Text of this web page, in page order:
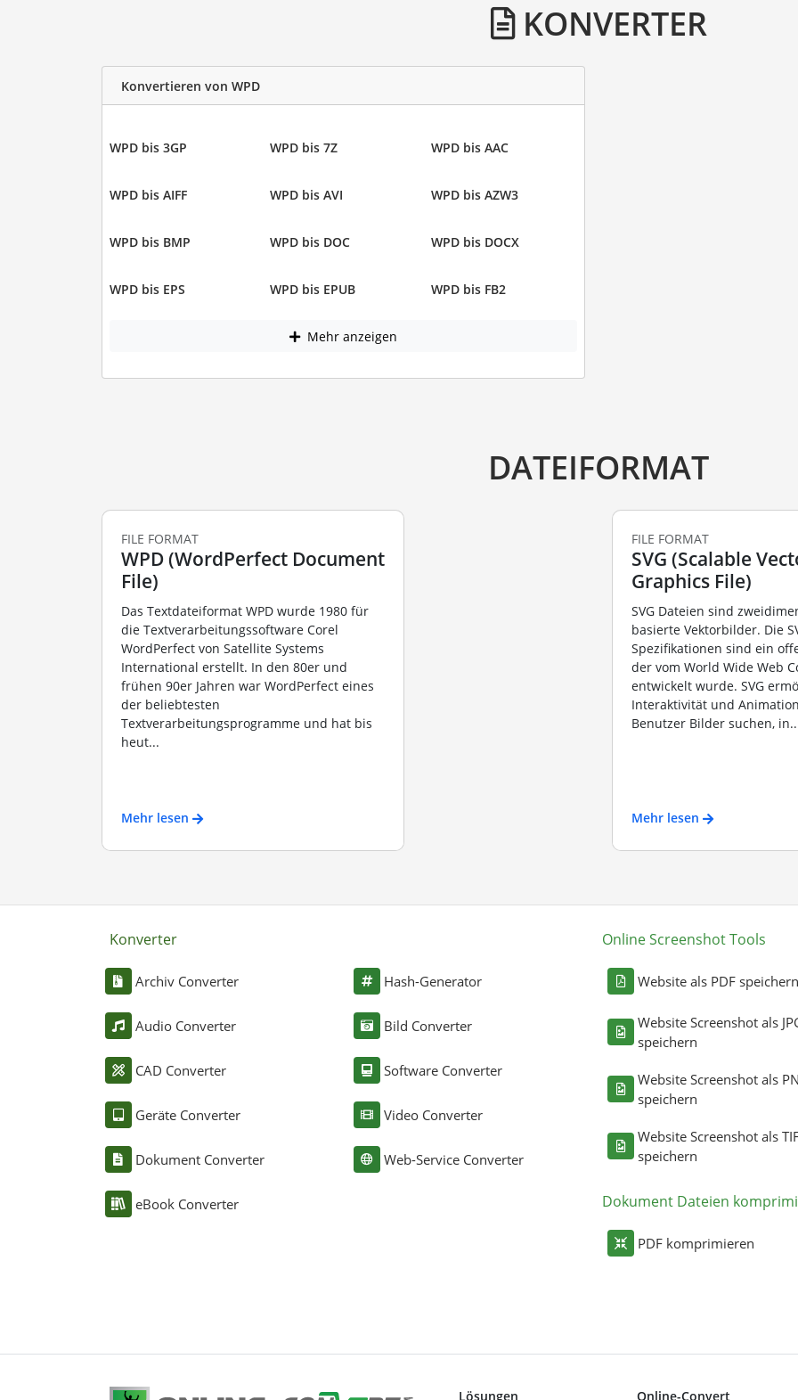
KONVERTER
Konvertieren von WPD
WPD bis 3GP WPD bis 7Z WPD bis AAC
WPD bis AIFF WPD bis AVI WPD bis AZW3
WPD bis BMP WPD bis DOC WPD bis DOCX
WPD bis EPS WPD bis EPUB WPD bis FB2
Mehr anzeigen
DATEIFORMAT
FILE FORMAT
WPD (WordPerfect Document
File)
Das Textdateiformat WPD wurde 1980 für
die Textverarbeitungssoftware Corel
WordPerfect von Satellite Systems
International erstellt. In den 80er und
frühen 90er Jahren war WordPerfect eines
der beliebtesten
Textverarbeitungsprogramme und hat bis
heut...
Mehr lesen
FILE FORMAT
SVG (Scalable
Graphics File)
SVG Dateien sind
basierte Vektorbilder. Die
Spezifikationen sind ein
der vom World Wide Web
entwickelt wurde. SVG
Interaktivität und
Benutzer Bilder suchen,
Mehr lesen
Konverter
Archiv Converter
Audio Converter
CAD Converter
Geräte Converter
Dokument Converter
eBook Converter
Hash-Generator
Bild Converter
Software Converter
Video Converter
Web-Service Converter
Online Screenshot Tools
Website als PDF speichern
Website Screenshot als
speichern
Website Screenshot als
speichern
Website Screenshot als
speichern
Dokument Dateien
PDF komprimieren
Lösungen Online-Convert